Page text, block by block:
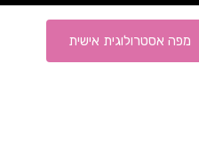
מפה אסטרולוגית אישית